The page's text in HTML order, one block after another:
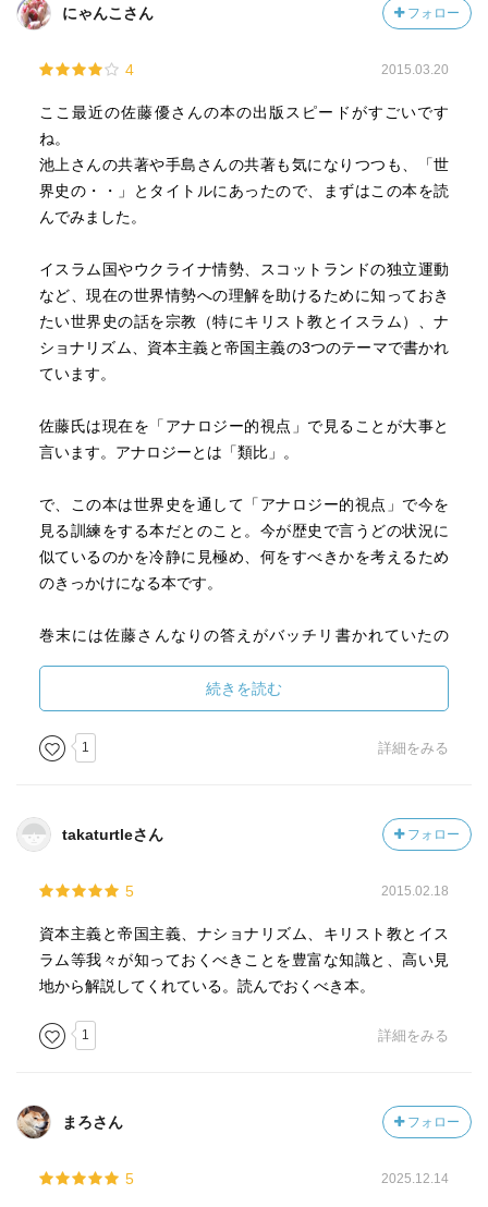
にゃんこさん フォロー
4 2015.03.20
ここ最近の佐藤優さんの本の出版スピードがすごいです
ね。
池上さんの共著や手島さんの共著も気になりつつも、「世
界史の・・」とタイトルにあったので、まずはこの本を読
んでみました。
イスラム国やウクライナ情勢、スコットランドの独立運動
など、現在の世界情勢への理解を助けるために知っておき
たい世界史の話を宗教（特にキリスト教とイスラム）、ナ
ショナリズム、資本主義と帝国主義の3つのテーマで書かれ
ています。
佐藤氏は現在を「アナロジー的視点」で見ることが大事と
言います。アナロジーとは「類比」。
で、この本は世界史を通して「アナロジー的視点」で今を
見る訓練をする本だとのこと。今が歴史で言うどの状況に
似ているのかを冷静に見極め、何をすべきかを考えるため
のきっかけになる本です。
巻末には佐藤さんなりの答えがバッチリ書かれていたの
また、３つのテーマについてさらに深く勉強できるように
文献紹介も載っています。これでさらに読みたい本が増え
続きを読む
1 詳細をみる
takaturtleさん フォロー
5 2015.02.18
資本主義と帝国主義、ナショナリズム、キリスト教とイス
ラム等我々が知っておくべきことを豊富な知識と、高い見
地から解説してくれている。読んでおくべき本。
1 詳細をみる
まろさん フォロー
5 2025.12.14